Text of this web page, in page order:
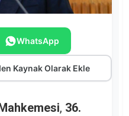
WhatsApp
Kaynak Olarak Ekle
, 36.